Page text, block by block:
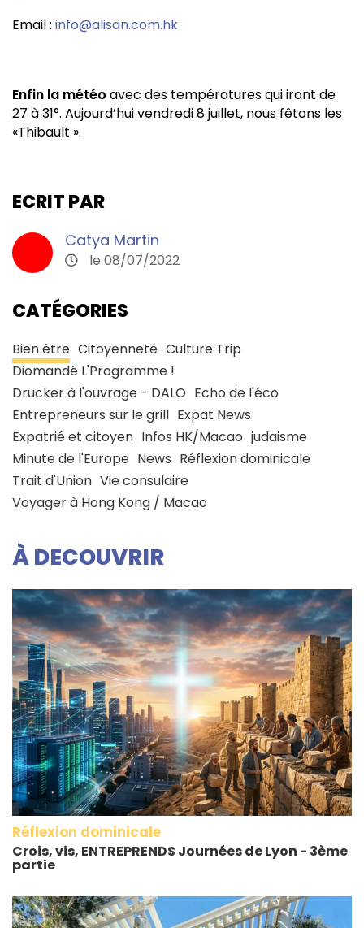
Email : info@alisan.com.hk
Enfin la météo avec des températures qui iront de
27 à31°. Aujourd’hui vendredi 8 juillet, nous fêtons les
«Thibault ».
ECRIT PAR
Catya Martin
le 08/07/2022
CATÉGORIES
Bien être Citoyenneté Culture Trip
Diomandé L'Programme !
Drucker à l'ouvrage - DALO Echo de l'éco
Entrepreneurs sur le grill Expat News
Expatrié et citoyen Infos HK/Macao judaisme
Minute de l'Europe News Réflexion dominicale
Trait d'Union Vie consulaire
Voyager à Hong Kong / Macao
À DECOUVRIR
Réflexion dominicale
Crois, vis, ENTREPRENDS Journées de Lyon - 3ème
partie